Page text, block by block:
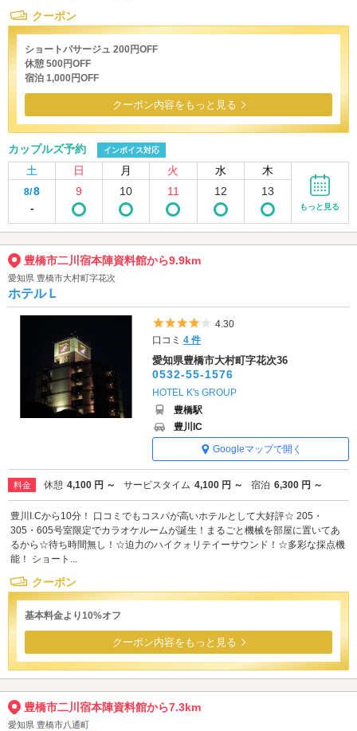
クーポン
ショートパサージュ 200円OFF
休憩 500円OFF
宿泊 1,000円OFF
クーポン内容をもっと見る
カップルズ予約 インボイス対応
土 日 月 火 水 木
8/8
-
9 10 11 12 13
もっと見る
豊橋市二川宿本陣資料館から9.9km
愛知県 豊橋市大村町字花次
ホテルＬ
5つ星のうち4
4.30
口コミ4 件
愛知県豊橋市大村町字花次36
0532-55-1576
HOTEL K's GROUP
豊橋駅
豊川IC
Googleマップで開く
料金 休憩 4,100 円 ～ サービスタイム 4,100 円 ～ 宿泊 6,300 円 ～
豊川I.Cから10分！ 口コミでもコスパが高いホテルとして大好評☆ 205・
305・605号室限定でカラオケルームが誕生！まるごと機械を部屋に置いてあ
るから☆待ち時間無し！☆迫力のハイクォリテイーサウンド！☆多彩な採点機
能！ ショート...
クーポン
基本料金より10%オフ
クーポン内容をもっと見る
豊橋市二川宿本陣資料館から7.3km
愛知県 豊橋市八通町